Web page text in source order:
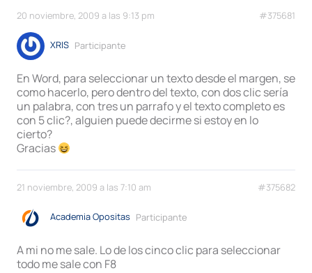
20 noviembre, 2009 a las 9:13 pm #375681
XRIS Participante
En Word, para seleccionar un texto desde el margen, se
como hacerlo, pero dentro del texto, con dos clic sería
un palabra, con tres un parrafo y el texto completo es
con 5 clic?, alguien puede decirme si estoy en lo
cierto?
Gracias
21 noviembre, 2009 a las 7:10 am #375682
Academia Opositas Participante
A mi no me sale. Lo de los cinco clic para seleccionar
todo me sale con F8